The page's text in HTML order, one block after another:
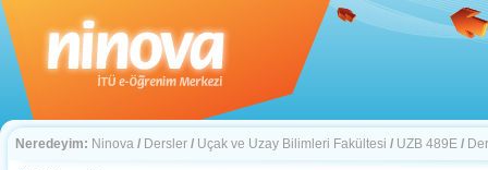
Neredeyim: Ninova / Dersler / Uçak ve Uzay Bilimleri Fakültesi / UZB 489E /